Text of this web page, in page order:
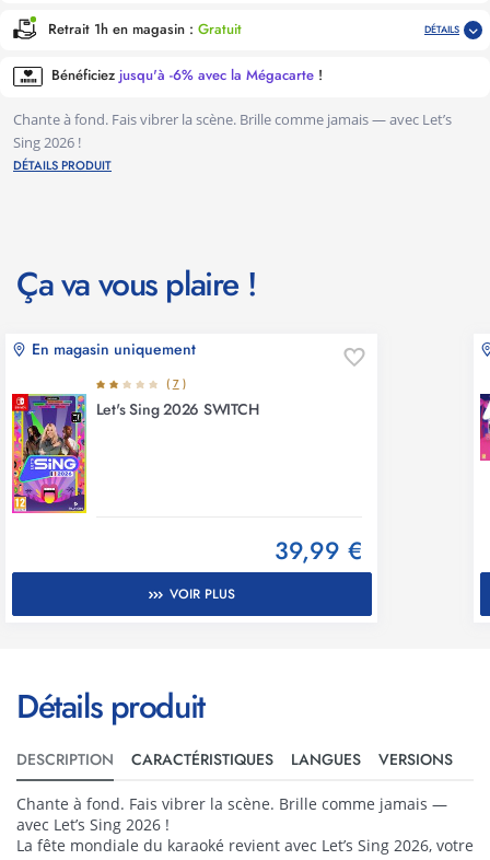
Retrait 1h en magasin : Gratuit DÉTAILS
Bénéficiez jusqu'à -6% avec la Mégacarte !
Chante à fond. Fais vibrer la scène. Brille comme jamais — avec Let’s
Sing 2026 !
DÉTAILS PRODUIT
Ça va vous plaire !
En magasin uniquement
( 7 )
Let's Sing 2026 SWITCH
39,99 €
VOIR PLUS
Détails produit
DESCRIPTION CARACTÉRISTIQUES LANGUES VERSIONS
Chante à fond. Fais vibrer la scène. Brille comme jamais —
avec Let’s Sing 2026 !
La fête mondiale du karaoké revient avec Let’s Sing 2026, votre